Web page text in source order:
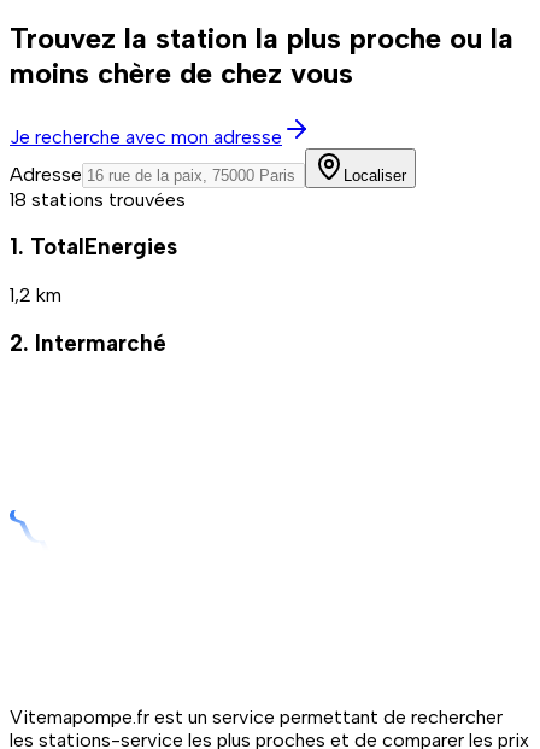
Trouvez la station la plus proche ou la
moins chère de chez vous
Je recherche avec mon adresse
Adresse
Localiser
18 stations trouvées
1. TotalEnergies
1,2 km
2. Intermarché
Vitemapompe.fr est un service permettant de rechercher
les stations-service les plus proches et de comparer les prix